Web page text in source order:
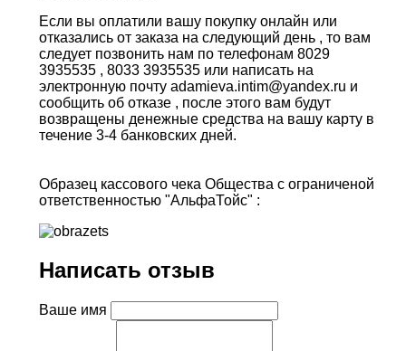
Если вы оплатили вашу покупку онлайн или
отказались от заказа на следующий день , то вам
следует позвонить нам по телефонам 8029
3935535 , 8033 3935535 или написать на
электронную почту adamieva.intim@yandex.ru и
сообщить об отказе , после этого вам будут
возвращены денежные средства на вашу карту в
течение 3-4 банковских дней.
Образец кассового чека Общества с ограниченой
ответственностью "АльфаТойс" :
Написать отзыв
Ваше имя